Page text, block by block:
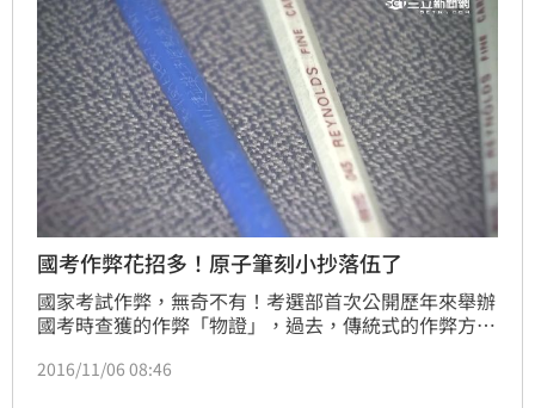
國考作弊花招多！原子筆刻小抄落伍了
國家考試作弊，無奇不有！考選部首次公開歷年來舉辦
國考時查獲的作弊「物證」，過去，傳統式的作弊方
張上，或刻在原子筆、透明塑膠尺上，密密麻麻的字
2016/11/06 08:46